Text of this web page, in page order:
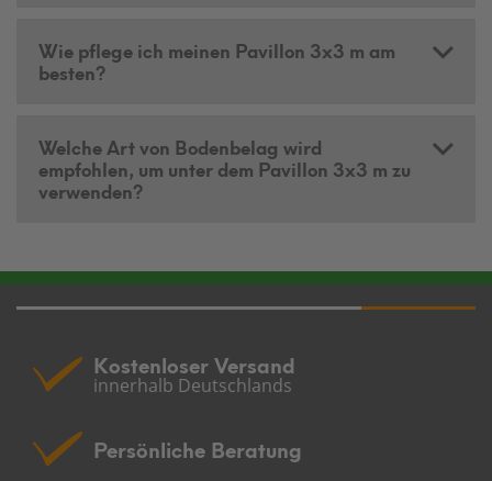
Wie pflege ich meinen Pavillon 3x3 m am
besten?
Welche Art von Bodenbelag wird
empfohlen, um unter dem Pavillon 3x3 m zu
verwenden?
Kostenloser Versand
innerhalb Deutschlands
Persönliche Beratung